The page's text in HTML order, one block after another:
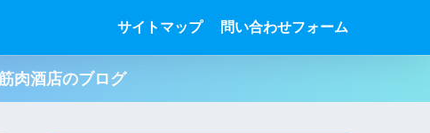
サイトマップ 問い合わせフォーム
肉酒店のブログ